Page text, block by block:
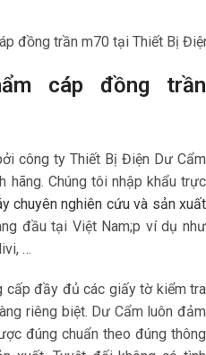
đồng trần m70 tại Thiết Bị
cáp đồng trần
công ty Thiết Bị Điện Dư Cẩm
hãng. Chúng tôi nhập khẩu trực
chuyên nghiên cứu và sản xuất
đầu tại Việt Nam;p ví dụ như
…
cấp đầy đủ các giấy tờ kiểm tra
riêng biệt. Dư Cẩm luôn đảm
đúng chuẩn theo đúng thông